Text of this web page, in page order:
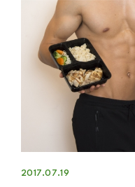
2017.07.19